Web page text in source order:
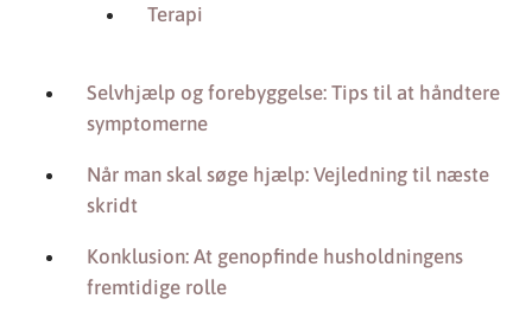
Terapi
Selvhjælp og forebyggelse: Tips til at håndtere
symptomerne
Når man skal søge hjælp: Vejledning til næste
skridt
Konklusion: At genopfinde husholdningens
fremtidige rolle